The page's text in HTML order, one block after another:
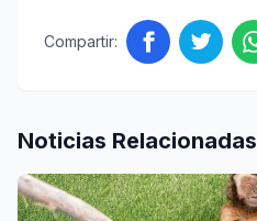
Compartir:
Noticias Relacionadas